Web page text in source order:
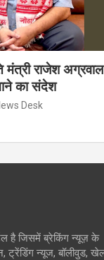
मंत्री राजेश
का संदेश
Desk
है जिसमें ब्रेकिंग न्यूज़ के
ट्रेंडिंग न्यूज, बॉलीवुड,